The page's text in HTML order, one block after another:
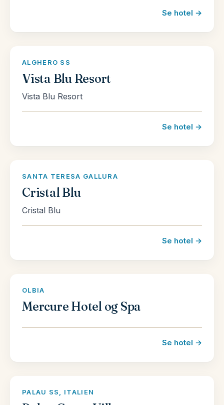
Se hotel →
ALGHERO SS
Vista Blu Resort
Vista Blu Resort
Se hotel →
SANTA TERESA GALLURA
Cristal Blu
Cristal Blu
Se hotel →
OLBIA
Mercure Hotel og Spa
Se hotel →
PALAU SS, ITALIEN